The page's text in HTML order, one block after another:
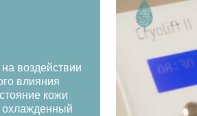
воздействии
влияния
кожи
охлажденный